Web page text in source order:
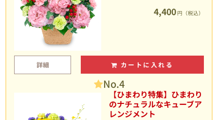
4,400 円（税込）
詳細 カートに入れる
No.4
【ひまわり特集】ひまわり
のナチュラルなキューブア
レンジメント